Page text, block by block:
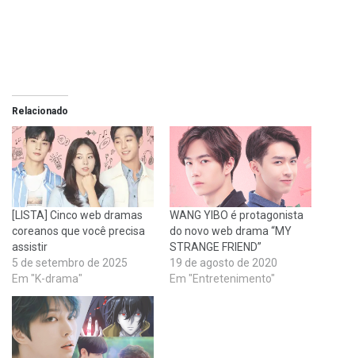
Relacionado
[LISTA] Cinco web dramas
coreanos que você precisa
assistir
5 de setembro de 2025
Em "K-drama"
WANG YIBO é protagonista
do novo web drama “MY
STRANGE FRIEND”
19 de agosto de 2020
Em "Entretenimento"